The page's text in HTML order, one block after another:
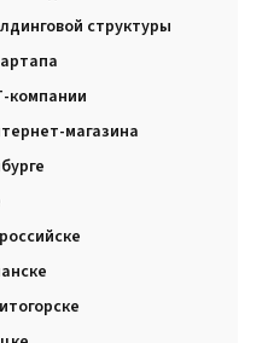
структуры
компании
магазина